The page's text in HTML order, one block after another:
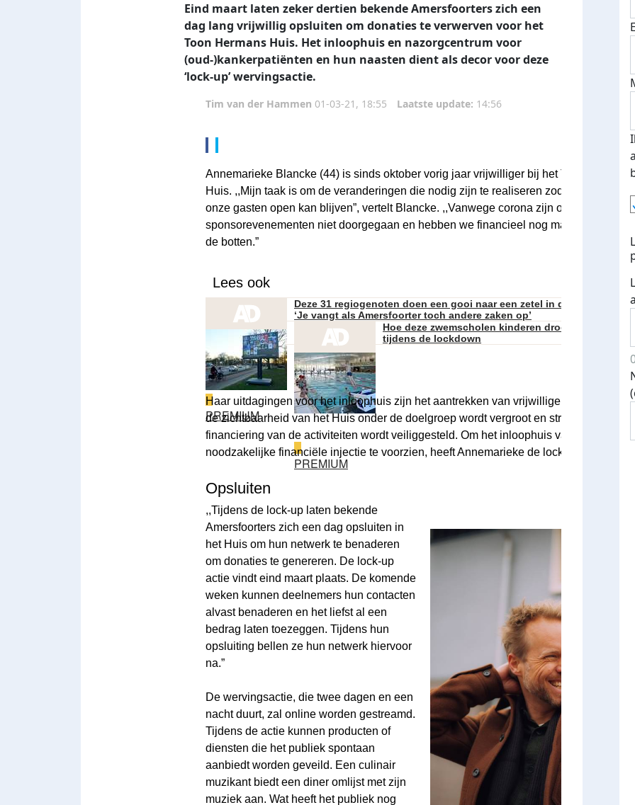
Eind maart laten zeker dertien bekende Amersfoorters zich een
dag lang vrijwillig opsluiten om donaties te verwerven voor het
Toon Hermans Huis. Het inloophuis en nazorgcentrum voor
(oud-)kankerpatiënten en hun naasten dient als decor voor deze
‘lock-up’ wervingsactie.
Tim van der Hammen 01-03-21, 18:55 Laatste update: 14:56
Annemarieke Blancke (44) is sinds oktober vorig jaar vrijwilliger bij het Toon Hermans
Huis. ,,Mijn taak is om de veranderingen die nodig zijn te realiseren zodat het Huis
onze gasten open kan blijven”, vertelt Blancke. ,,Vanwege corona zijn onze
sponsorevenementen niet doorgegaan en hebben we financieel nog maar weinig vet
de botten.”
Lees ook
PREMIUM
Deze 31 regiogenoten doen een gooi naar een zetel in de Tweede
‘Je vangt als Amersfoorter toch andere zaken op’
PREMIUM
Hoe deze zwemscholen kinderen droog laten
tijdens de lockdown
Haar uitdagingen voor het inloophuis zijn het aantrekken van vrijwilligers en zorgen
de zichtbaarheid van het Huis onder de doelgroep wordt vergroot en structurele
financiering van de activiteiten wordt veiliggesteld. Om het inloophuis van een eerste
noodzakelijke financiële injectie te voorzien, heeft Annemarieke de lock-up actie
Opsluiten
,,Tijdens de lock-up laten bekende
Amersfoorters zich een dag opsluiten in
het Huis om hun netwerk te benaderen
om donaties te genereren. De lock-up
actie vindt eind maart plaats. De komende
weken kunnen deelnemers hun contacten
alvast benaderen en het liefst al een
bedrag laten toezeggen. Tijdens hun
opsluiting bellen ze hun netwerk hiervoor
na.”
De wervingsactie, die twee dagen en een
nacht duurt, zal online worden gestreamd.
Tijdens de actie kunnen producten of
diensten die het publiek spontaan
aanbiedt worden geveild. Een culinair
muzikant biedt een diner omlijst met zijn
muziek aan. Wat heeft het publiek nog